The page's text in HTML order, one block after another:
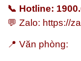
📞 Hotline:
💬 Zalo: https://
📍 Văn phòng: